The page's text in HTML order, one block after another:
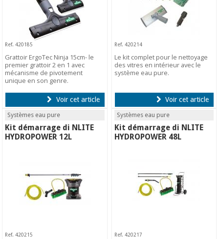
Ref. 420185
Grattoir ErgoTec Ninja 15cm- le
premier grattoir 2 en 1 avec
mécanisme de pivotement
unique en son genre.
Voir cet article
Ref. 420214
Le kit complet pour le nettoyage
des vitres en intérieur avec le
système eau pure.
Voir cet article
Systèmes eau pure
Kit démarrage di NLITE
HYDROPOWER 12L
Ref. 420215
Systèmes eau pure
Kit démarrage di NLITE
HYDROPOWER 48L
Ref. 420217